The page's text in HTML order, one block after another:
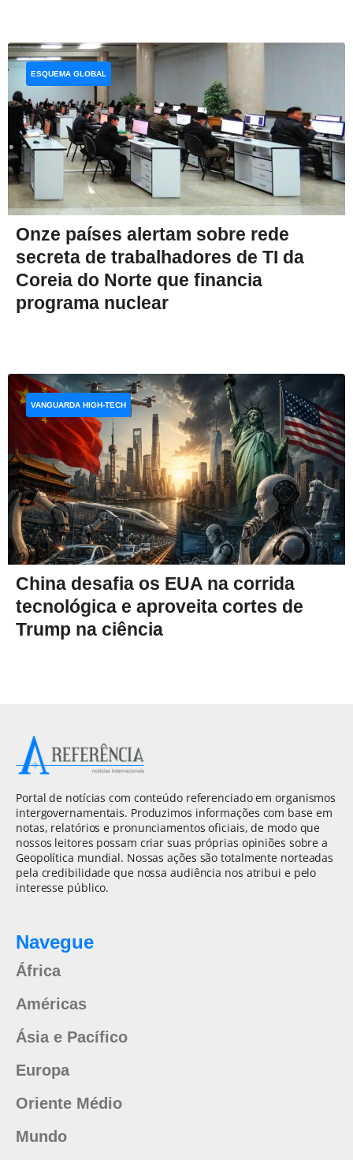
Onze países alertam sobre rede
secreta de trabalhadores de TI da
Coreia do Norte que financia
programa nuclear
ESQUEMA GLOBAL
China desafia os EUA na corrida
tecnológica e aproveita cortes de
Trump na ciência
VANGUARDA HIGH-TECH
Portal de notícias com conteúdo referenciado em organismos
intergovernamentais. Produzimos informações com base em
notas, relatórios e pronunciamentos oficiais, de modo que
nossos leitores possam criar suas próprias opiniões sobre a
Geopolítica mundial. Nossas ações são totalmente norteadas
pela credibilidade que nossa audiência nos atribui e pelo
interesse público.
Navegue
África
Américas
Ásia e Pacífico
Europa
Oriente Médio
Mundo